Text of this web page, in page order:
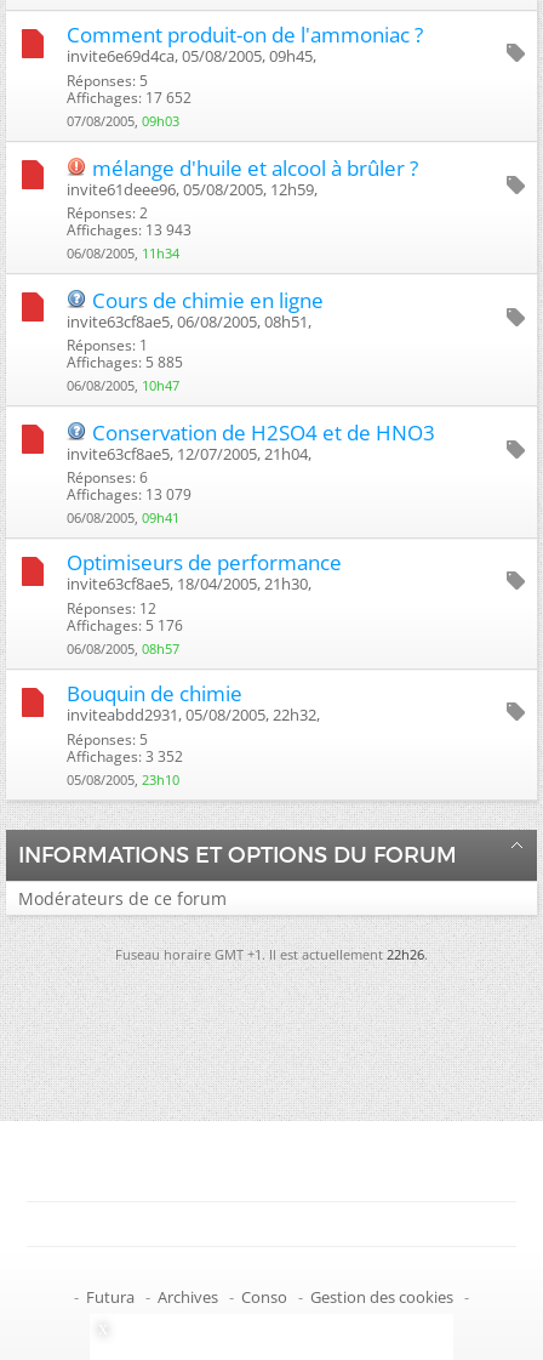
Comment produit-on de l'ammoniac ?
invite6e69d4ca, 05/08/2005, 09h45, ‎
Réponses: 5
Affichages: 17 652
07/08/2005, 09h03
mélange d'huile et alcool à brûler ?
invite61deee96, 05/08/2005, 12h59, ‎
Réponses: 2
Affichages: 13 943
06/08/2005, 11h34
Cours de chimie en ligne
invite63cf8ae5, 06/08/2005, 08h51, ‎
Réponses: 1
Affichages: 5 885
06/08/2005, 10h47
Conservation de H2SO4 et de HNO3
invite63cf8ae5, 12/07/2005, 21h04, ‎
Réponses: 6
Affichages: 13 079
06/08/2005, 09h41
Optimiseurs de performance
invite63cf8ae5, 18/04/2005, 21h30, ‎
Réponses: 12
Affichages: 5 176
06/08/2005, 08h57
Bouquin de chimie
inviteabdd2931, 05/08/2005, 22h32, ‎
Réponses: 5
Affichages: 3 352
05/08/2005, 23h10
INFORMATIONS ET OPTIONS DU FORUM
Modérateurs de ce forum
Fuseau horaire GMT +1. Il est actuellement22h26.
- Futura - Archives - Conso - Gestion des cookies -